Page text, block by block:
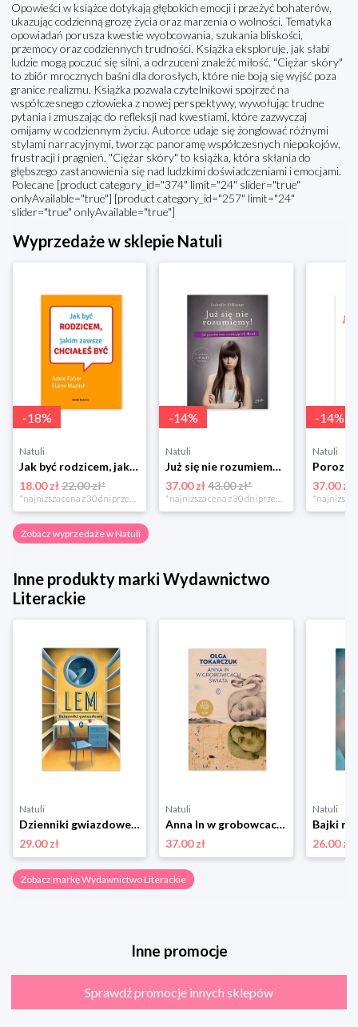
Opowieści w książce dotykają głębokich emocji i przeżyć bohaterów,
ukazując codzienną grozę życia oraz marzenia o wolności. Tematyka
opowiadań porusza kwestie wyobcowania, szukania bliskości,
przemocy oraz codziennych trudności. Książka eksploruje, jak słabi
ludzie mogą poczuć się silni, a odrzuceni znaleźć miłość. "Ciężar skóry"
to zbiór mrocznych baśni dla dorosłych, które nie boją się wyjść poza
granice realizmu. Książka pozwala czytelnikowi spojrzeć na
współczesnego człowieka z nowej perspektywy, wywołując trudne
pytania i zmuszając do refleksji nad kwestiami, które zazwyczaj
omijamy w codziennym życiu. Autorce udaje się żonglować różnymi
stylami narracyjnymi, tworząc panoramę współczesnych niepokojów,
frustracji i pragnień. "Ciężar skóry" to książka, która skłania do
głębszego zastanowienia się nad ludzkimi doświadczeniami i emocjami.
Polecane [product category_id="374" limit="24" slider="true"
onlyAvailable="true"] [product category_id="257" limit="24"
slider="true" onlyAvailable="true"]
Wyprzedaże w sklepie Natuli
-18%
Natuli
Jak być rodzicem, jakim zawsze chciałeś być Media rodzina
18.00 zł22.00 zł*
*najniższa cena z 30 dni przed obniżką
-14%
Natuli
Już się nie rozumiemy! Jak przeżyć czas trzaskających drzwi Esprit
37.00 zł 43.00 zł*
*najniższa cena z 30 dni przed obniżką
-14%
Natuli
37.00 zł
Zobacz wyprzedaże w Natuli
Inne produkty marki Wydawnictwo
Literackie
Natuli
Dzienniki gwiazdowe Wydawnictwo literackie
29.00 zł
Natuli
Anna In w grobowcach świata Wydawnictwo literackie
37.00 zł
Natuli
26.00 zł
Zobacz markę Wydawnictwo Literackie
Inne promocje
Sprawdź promocje innych sklepów